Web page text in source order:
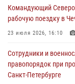
Росгвардейцы
воспитанников
09 августа 2026, 05:00
В регионах Урала
Командующий
рабочую поездку в
23 июля 2026, 16:10
Сотрудники и
правопорядок при
Санкт-Петербурге